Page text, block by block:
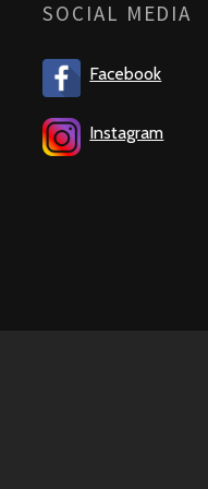
SOCIAL MEDIA
Facebook
Instagram